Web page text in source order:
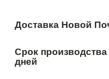
Доставка Новой
Срок
дней